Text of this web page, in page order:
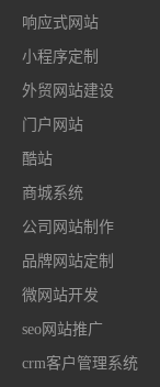
响应式网站
小程序定制
外贸网站建设
门户网站
酷站
商城系统
公司网站制作
品牌网站定制
微网站开发
seo网站推广
crm客户管理系统